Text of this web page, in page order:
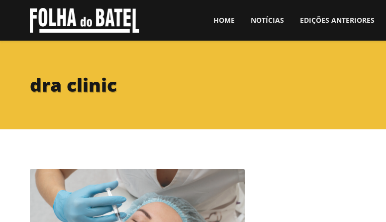
HOME NOTÍCIAS EDIÇÕES ANTERIORES
dra clinic